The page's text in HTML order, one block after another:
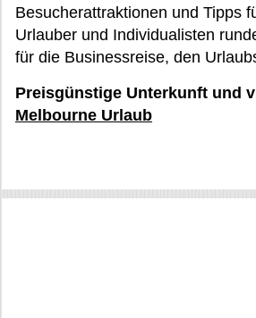
Besucherattraktionen und Tipps
Urlauber und Individualisten
für die Businessreise, den
Preisgünstige Unterkunft und
Melbourne Urlaub